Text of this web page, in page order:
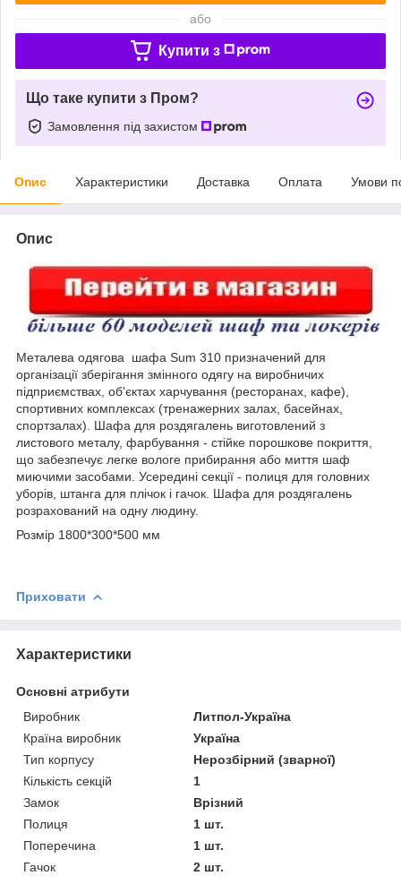
або
Купити з
Що таке купити з Пром?
Замовлення під захистом
Опис Характеристики Доставка Оплата Умови
Опис
Металева одягова шафа Sum 310 призначений для
організації зберігання змінного одягу на виробничих
підприємствах, об'єктах харчування (ресторанах, кафе),
спортивних комплексах (тренажерних залах, басейнах,
спортзалах). Шафа для роздягалень виготовлений з
листового металу, фарбування - стійке порошкове покриття,
що забезпечує легке вологе прибирання або миття шаф
миючими засобами. Усередині секції - полиця для головних
уборів, штанга для плічок і гачок. Шафа для роздягалень
розрахований на одну людину.
Розмір 1800*300*500 мм
Приховати
Характеристики
Основні атрибути
Виробник
Литпол-Україна
Країна виробник
Україна
Тип корпусу
Нерозбірний (зварної)
Кількість секцій
1
Замок
Врізний
Полиця
1 шт.
Поперечина
1 шт.
Гачок
2 шт.